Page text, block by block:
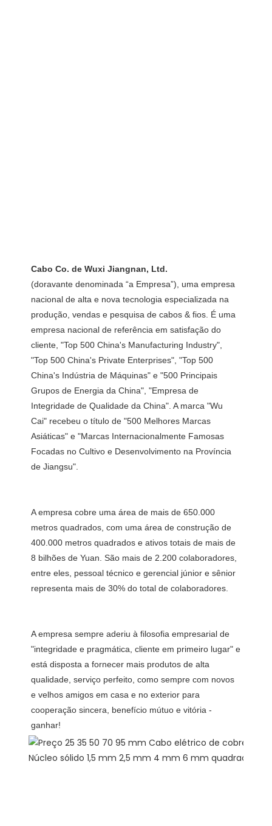
(doravante denominada “a Empresa”), uma empresa
nacional de alta e nova tecnologia especializada na
produção, vendas e pesquisa de cabos & fios. É uma
empresa nacional de referência em satisfação do
cliente, "Top 500 China's Manufacturing Industry",
"Top 500 China's Private Enterprises", "Top 500
China's Indústria de Máquinas" e "500 Principais
Grupos de Energia da China", "Empresa de
Integridade de Qualidade da China". A marca "Wu
Cai" recebeu o título de "500 Melhores Marcas
Asiáticas" e "Marcas Internacionalmente Famosas
Focadas no Cultivo e Desenvolvimento na Província
A empresa cobre uma área de mais de 650.000
metros quadrados, com uma área de construção de
400.000 metros quadrados e ativos totais de mais de
8 bilhões de Yuan. São mais de 2.200 colaboradores,
entre eles, pessoal técnico e gerencial júnior e sênior
A empresa sempre aderiu à filosofia empresarial de
"integridade e pragmática, cliente em primeiro lugar" e
está disposta a fornecer mais produtos de alta
qualidade, serviço perfeito, como sempre com novos
e velhos amigos em casa e no exterior para
cooperação sincera, benefício mútuo e vitória -